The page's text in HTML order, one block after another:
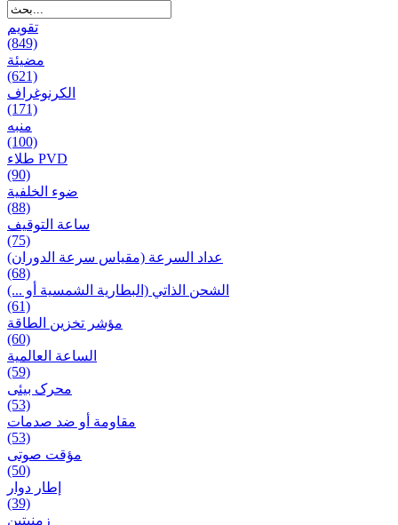
تقويم
(849)
مضيئة
(621)
الكرنوغراف
(171)
منبه
(100)
طلاء PVD
(90)
ضوء الخلفية
(88)
ساعة التوقيف
(75)
عداد السرعة (مقياس سرعة الدوران)
(68)
الشحن الذاتي (البطارية الشمسية أو ...)
(61)
مؤشر تخزين الطاقة
(60)
الساعة العالمية
(59)
محرک بیئی
(53)
مقاومة أو ضد صدمات
(53)
مؤقت صوتی
(50)
إطار دوار
(39)
زمنیتین